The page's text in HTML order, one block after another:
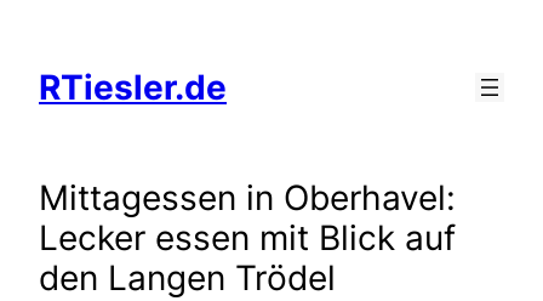
springen
RTiesler.de
Mittagessen in Oberhavel:
Lecker essen mit Blick auf
den Langen Trödel